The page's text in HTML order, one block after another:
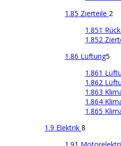
1.85 Zierteile 2
1.851
1.852
1.86 Lüftung5
1.861
1.862
1.863
1.864
1.865
1.9 Elektrik 8